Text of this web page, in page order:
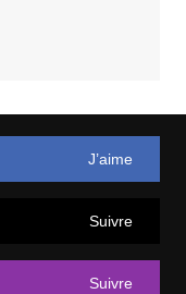
J’aime
Suivre
Suivre